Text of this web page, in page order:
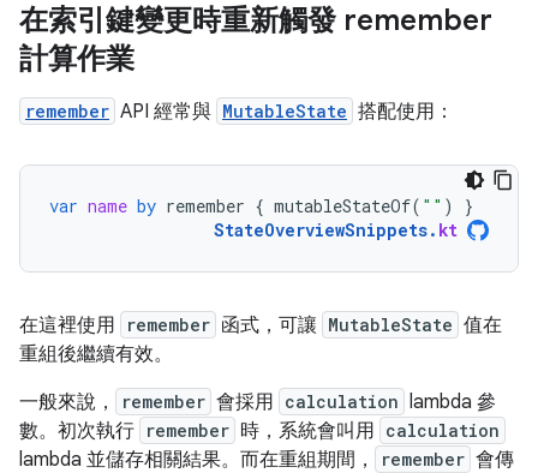
在索引鍵變更時重新觸發 remember
計算作業
remember API 經常與 MutableState 搭配使用：
var name by remember { mutableStateOf( "" )
}
StateOverviewSnippets. kt
在這裡使用 remember 函式，可讓 MutableState 值在
重組後繼續有效。
一般來說，
remember 會採用 calculation
lambda 參
數。初次執行 remember 時，系統會叫用 calculation
lambda 並儲存相關結果。而在重組期間， remember 會傳